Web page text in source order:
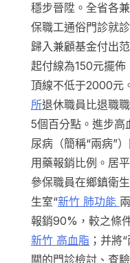
穩步晉陞。全省各
保職工通俗門診就
歸入兼顧基金付出
起付線為150元擺佈
頂線不低于2000元
所退休職員比退職
5個百分點。進步高
尿病（簡稱“兩病”
用藥報銷比例。居
參保職員在鄉鎮衛
生室“新竹 肺功能
報銷90%，較之條
新竹 高血脂 ；并將
關的門診檢討、查